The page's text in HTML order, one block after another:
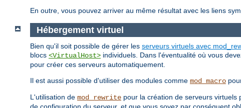
En outre, vous pouvez arriver au même résultat avec les liens
Hébergement virtuel
Bien qu'il soit possible de gérer les serveurs virtuels avec
blocs <VirtualHost> individuels. Dans l'éventualité où vous
pour créer ces serveurs automatiquement.
Il est aussi possible d'utiliser des modules comme mod_macro
L'utilisation de mod_rewrite pour la création de serveurs